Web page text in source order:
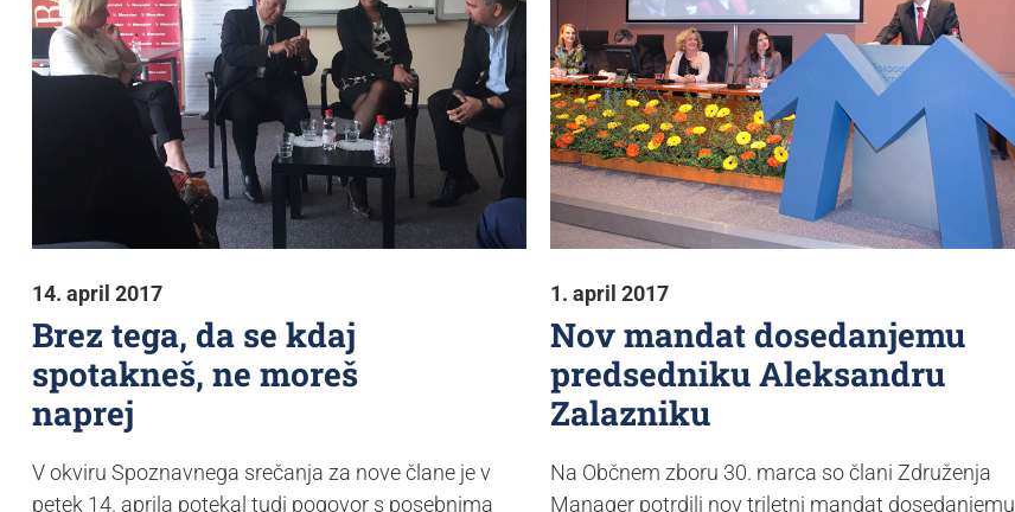
14. april 2017
Brez tega, da se kdaj
spotakneš, ne moreš
naprej
V okviru Spoznavnega srečanja za nove člane je v
petek 14. aprila potekal tudi pogovor s posebnima
1. april 2017
Nov mandat dosedanjemu
predsedniku Aleksandru
Zalazniku
Na Občnem zboru 30. marca so člani Združenja
Manager potrdili nov triletni mandat dosedanjemu